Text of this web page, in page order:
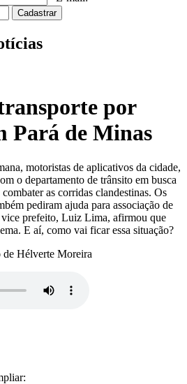
por
Pará de Minas
motoristas de aplicativos da cidade,
o departamento de trânsito em busca
as corridas clandestinas. Os
pediram ajuda para associação de
prefeito, Luiz Lima, afirmou que
E aí, como vai ficar essa situação?
de Hélverte Moreira